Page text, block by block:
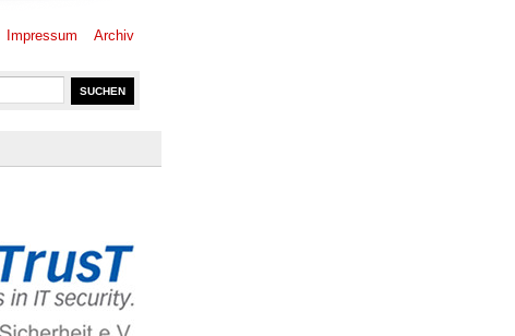
Impressum Archiv